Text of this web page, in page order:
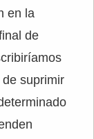
en la
de
suprimir